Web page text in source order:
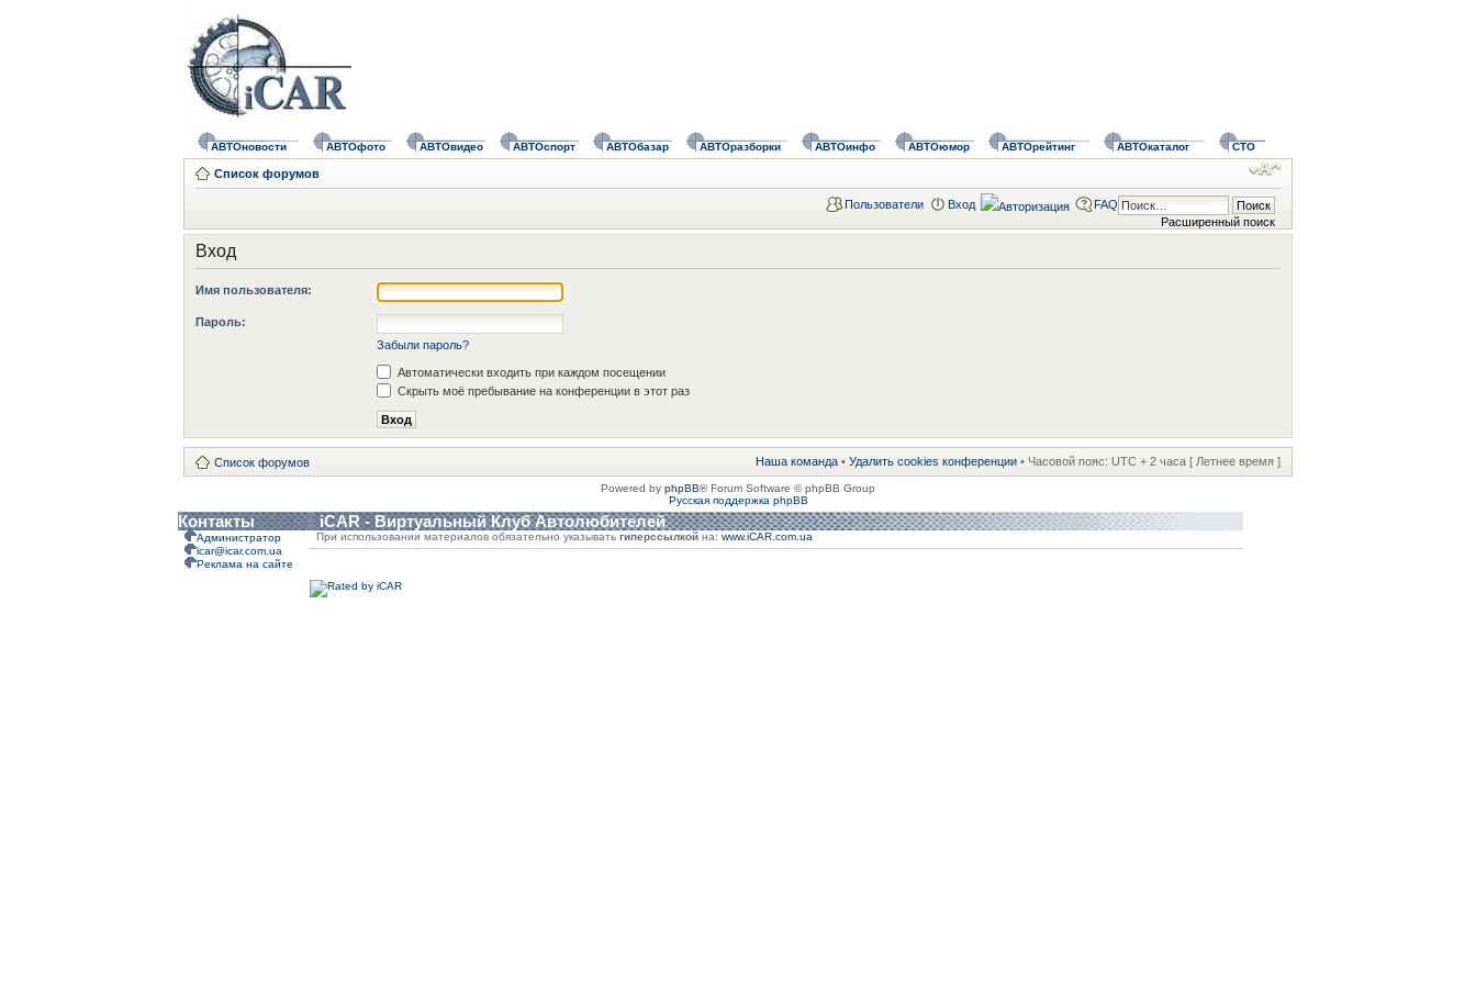
АВТОновости АВТОфото АВТОвидео АВТОспорт АВТОбазар АВТОразборки АВТОинфо АВТОюмор АВТОрейтинг АВТОкаталог СТО
Список форумов
Расширенный поиск
Пользователи Вход FAQ
Вход
Имя пользователя:
Пароль:
Забыли пароль?
Автоматически входить при каждом посещении
Скрыть моё пребывание на конференции в этот раз
Список форумов Наша команда • Удалить cookies конференции • Часовой пояс: UTC + 2 часа [ Летнее время ]
Powered by phpBB® Forum Software © phpBB Group
Русская поддержка phpBB
Контакты iCAR - Виртуальный Клуб Автолюбителей
Администратор
icar@icar.com.ua
Реклама на сайте
При использовании материалов обязательно указывать гиперссылкой на: www.iCAR.com.ua